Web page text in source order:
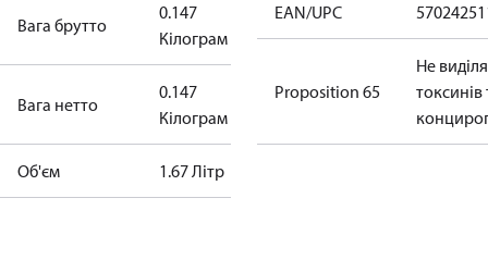
Вага брутто
0.147
Кілограм
Bага нетто
0.147
Кілограм
Об'єм 1.67 Літр
EAN/UPC
Proposition 65
Не
токсинів